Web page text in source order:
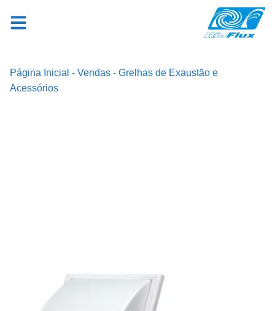
Página Inicial - Vendas - Grelhas de Exaustão e
Acessórios